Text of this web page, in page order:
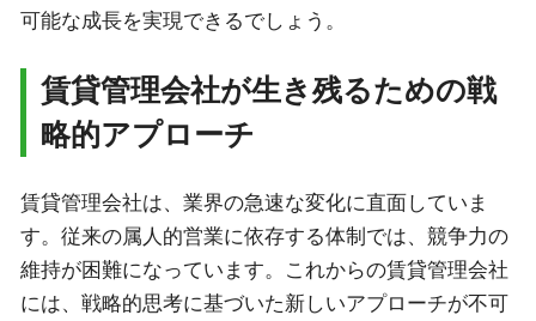
可能な成長を実現できるでしょう。
賃貸管理会社が生き残るための戦
略的アプローチ
賃貸管理会社は、業界の急速な変化に直面していま
す。従来の属人的営業に依存する体制では、競争力の
維持が困難になっています。これからの賃貸管理会社
には、戦略的思考に基づいた新しいアプローチが不可